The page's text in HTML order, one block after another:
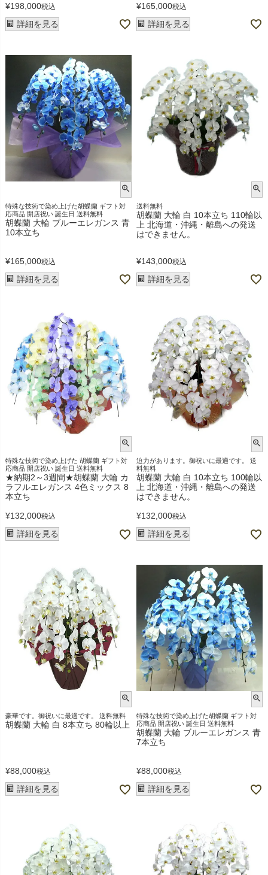
¥198,000税込
詳細を見る
¥165,000税込
詳細を見る
特殊な技術で染め上げた胡蝶蘭 ギフト対
応商品 開店祝い 誕生日 送料無料
胡蝶蘭 大輪 ブルーエレガンス 青
10本立ち
¥165,000税込
詳細を見る
送料無料
胡蝶蘭 大輪 白 10本立ち 110輪以
上 北海道・沖縄・離島への発送
はできません。
¥143,000税込
詳細を見る
特殊な技術で染め上げた 胡蝶蘭 ギフト対
応商品 開店祝い 誕生日 送料無料
★納期2～3週間★胡蝶蘭 大輪 カ
ラフルエレガンス 4色ミックス 8
本立ち
¥132,000税込
詳細を見る
迫力があります。御祝いに最適です。 送
料無料
胡蝶蘭 大輪 白 10本立ち 100輪以
上 北海道・沖縄・離島への発送
はできません。
¥132,000税込
詳細を見る
豪華です。御祝いに最適です。 送料無料
胡蝶蘭 大輪 白 8本立ち 80輪以上
¥88,000税込
詳細を見る
特殊な技術で染め上げた胡蝶蘭 ギフト対
応商品 開店祝い 誕生日 送料無料
胡蝶蘭 大輪 ブルーエレガンス 青
7本立ち
¥88,000税込
詳細を見る